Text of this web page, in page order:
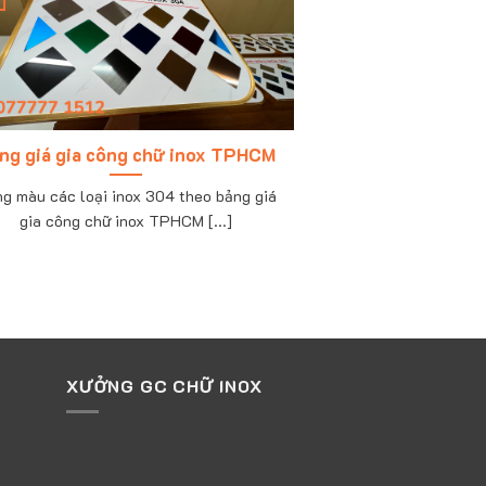
giá gia công chữ inox TPHCM
màu các loại inox 304 theo bảng giá
gia công chữ inox TPHCM [...]
XƯỞNG GC CHỮ INOX